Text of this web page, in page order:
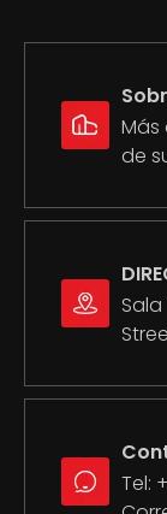
Espejo
Más
de
Tel: